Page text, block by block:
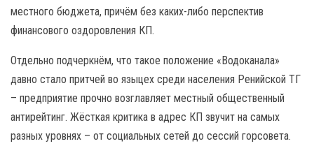
местного бюджета, причём без каких-либо перспектив
финансового оздоровления КП.
Отдельно подчеркнём, что такое положение «Водоканала»
давно стало притчей во языцех среди населения Ренийской ТГ
– предприятие прочно возглавляет местный общественный
антирейтинг. Жёсткая критика в адрес КП звучит на самых
разных уровнях – от социальных сетей до сессий горсовета.